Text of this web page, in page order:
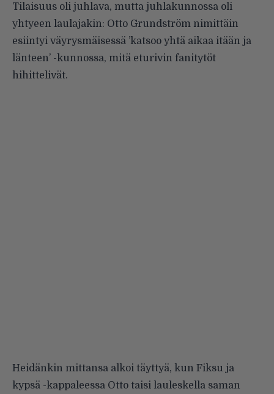
Tilaisuus oli juhlava, mutta juhlakunnossa oli
yhtyeen laulajakin: Otto Grundström nimittäin
esiintyi väyrysmäisessä ’katsoo yhtä aikaa itään ja
länteen’ -kunnossa, mitä eturivin fanitytöt
hihittelivät.
Heidänkin mittansa alkoi täyttyä, kun Fiksu ja
kypsä -kappaleessa Otto taisi lauleskella saman